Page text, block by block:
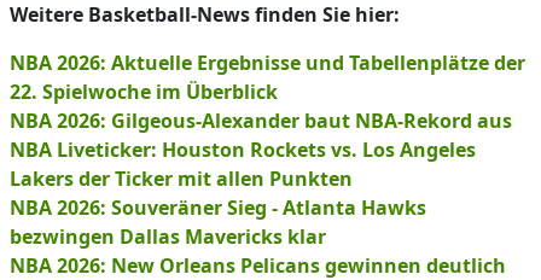
Weitere Basketball-News finden Sie hier:
NBA 2026: Aktuelle Ergebnisse und Tabellenplätze der
22. Spielwoche im Überblick
NBA 2026: Gilgeous-Alexander baut NBA-Rekord aus
NBA Liveticker: Houston Rockets vs. Los Angeles
Lakers der Ticker mit allen Punkten
NBA 2026: Souveräner Sieg - Atlanta Hawks
bezwingen Dallas Mavericks klar
NBA 2026: New Orleans Pelicans gewinnen deutlich